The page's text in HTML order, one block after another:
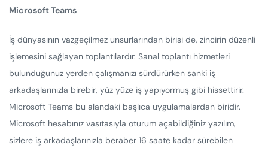
Microsoft Teams
İş dünyasının vazgeçilmez unsurlarından birisi de, zincirin düzenli
işlemesini sağlayan toplantılardır. Sanal toplantı hizmetleri
bulunduğunuz yerden çalışmanızı sürdürürken sanki iş
arkadaşlarınızla birebir, yüz yüze iş yapıyormuş gibi hissettirir.
Microsoft Teams bu alandaki başlıca uygulamalardan biridir.
Microsoft hesabınız vasıtasıyla oturum açabildiğiniz yazılım,
sizlere iş arkadaşlarınızla beraber 16 saate kadar sürebilen